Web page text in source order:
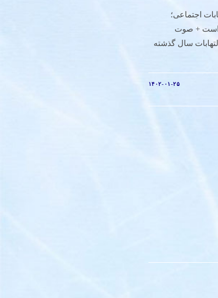
۲۵ فروردين ۱۴۰۲ - التهابات اجتماعی؛
است + صوت
سال گذشته
۱۴۰۲-۰۱-۲۵